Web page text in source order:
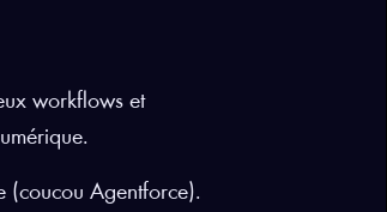
workflows et
(coucou Agentforce).